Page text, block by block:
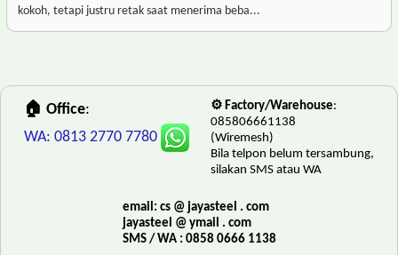
kokoh, tetapi justru retak saat menerima beba...
🏠 Office:
WA: 0813 2770 7780
⚙️ Factory/Warehouse:
085806661138
(Wiremesh)
Bila telpon belum tersambung,
silakan SMS atau WA
email: cs @ jayasteel . com
jayasteel @ ymail . com
SMS / WA : 0858 0666 1138